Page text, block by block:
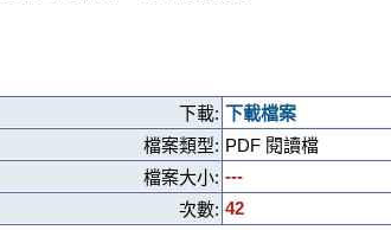
下載: 下載檔案
檔案類型: PDF 閱讀檔
檔案大小: ---
次數: 42